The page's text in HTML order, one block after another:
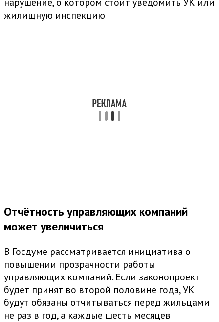
жилищную инспекцию
Отчётность управляющих компаний
может увеличиться
В Госдуме рассматривается инициатива о
повышении прозрачности работы
управляющих компаний. Если законопроект
будет принят во второй половине года, УК
будут обязаны отчитываться перед жильцами
не раз в год, а каждые шесть месяцев